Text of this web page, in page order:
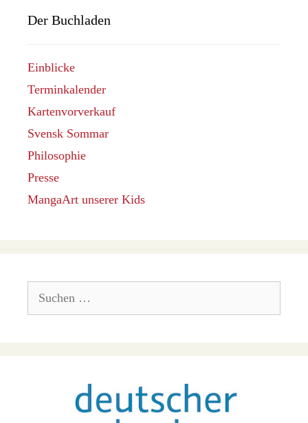
Der Buchladen
Einblicke
Terminkalender
Kartenvorverkauf
Svensk Sommar
Philosophie
Presse
MangaArt unserer Kids